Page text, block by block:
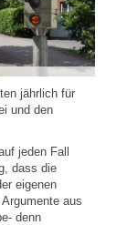
jährlich für
und den
jeden Fall
dass die
eigenen
aus
denn